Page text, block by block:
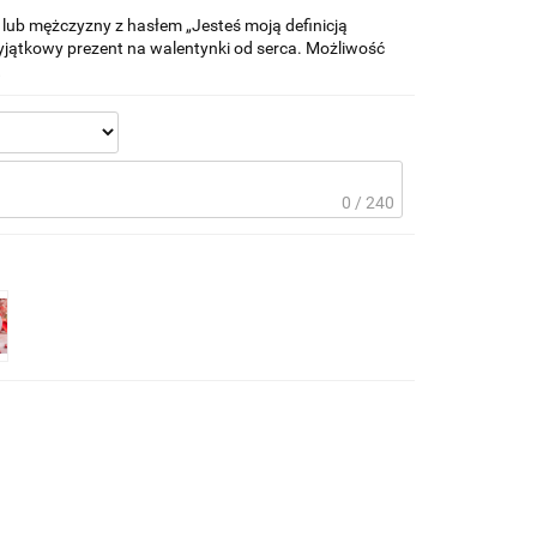
mężczyzny z hasłem „Jesteś moją definicją
prezent na walentynki od serca. Możliwość
0 / 240